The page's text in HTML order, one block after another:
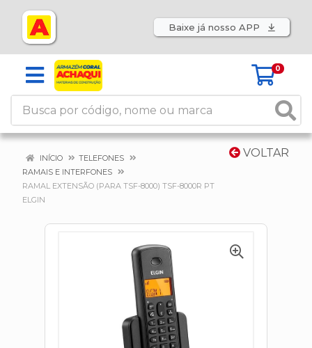
Baixe já nosso APP
0
VOLTAR
INÍCIO
TELEFONES
RAMAIS E INTERFONES
RAMAL EXTENSÃO (PARA TSF-8000) TSF-8000R PT
ELGIN